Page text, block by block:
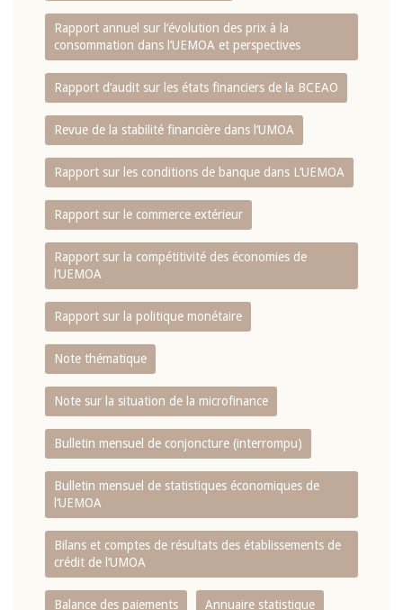
Rapport annuel sur l‘évolution des prix à la
consommation dans l‘UEMOA et perspectives
Rapport d‘audit sur les états financiers de la BCEAO
Revue de la stabilité financière dans l‘UMOA
Rapport sur les conditions de banque dans L‘UEMOA
Rapport sur le commerce extérieur
Rapport sur la compétitivité des économies de
l‘UEMOA
Rapport sur la politique monétaire
Note thématique
Note sur la situation de la microfinance
Bulletin mensuel de conjoncture (interrompu)
Bulletin mensuel de statistiques économiques de
l‘UEMOA
Bilans et comptes de résultats des établissements de
crédit de l‘UMOA
Balance des paiements Annuaire statistique